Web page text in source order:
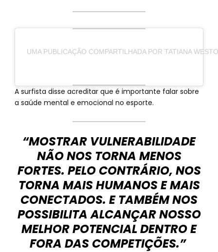
UMA PUBLICAÇÃO COMPARTILHADA POR TATIANA
A surfista disse acreditar que é importante falar sobre
a saúde mental e emocional no esporte.
“MOSTRAR VULNERABILIDADE
NÃO NOS TORNA MENOS
FORTES. PELO CONTRÁRIO, NOS
TORNA MAIS HUMANOS E MAIS
CONECTADOS. E TAMBÉM NOS
POSSIBILITA ALCANÇAR NOSSO
MELHOR POTENCIAL DENTRO E
FORA DAS COMPETIÇÕES.”